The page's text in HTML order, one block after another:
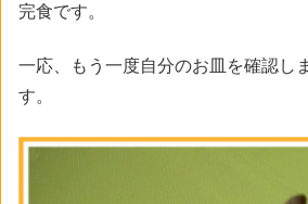
完食です。
一応、もう一度自分のお皿を確認し
す。